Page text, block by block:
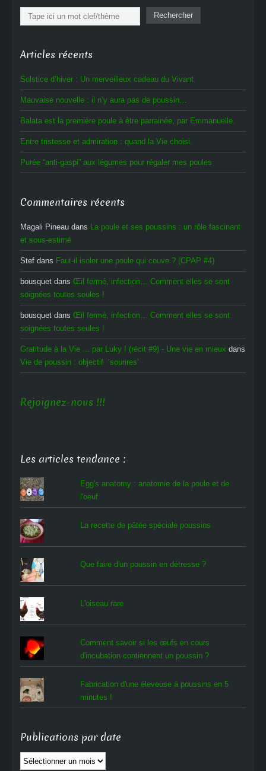
Rechercher Rechercher
Articles récents
Solstice d’hiver : Un merveilleux cadeau du Vivant
Mauvaise nouvelle : il n’y aura pas de poussin…
Balata est la première poule à être parrainée, par Emmanuelle.
Entre tristesse et admiration : quand la Vie choisi.
Purée “anti-gaspi” aux légumes pour régaler mes poules
Commentaires récents
Magali Pineau dans La poule et ses poussins : un rôle fascinant
et sous-estimé
Stef dans Faut-il isoler une poule qui couve ? (CPAP #4)
bousquet dans Œil fermé, infection… Comment elles se sont
soignées toutes seules !
bousquet dans Œil fermé, infection… Comment elles se sont
soignées toutes seules !
Gratitude à la Vie ... par Luky ! (récit #9) - Une vie en mieux dans
Vie de poussin : objectif ‘sourires’
Rejoignez-nous !!!
Les articles tendance :
Egg's anatomy : anatomie de la poule et de
l'oeuf
La recette de pâtée spéciale poussins
Que faire d'un poussin en détresse ?
L'oiseau rare
Comment savoir si les œufs en cours
d'incubation contiennent un poussin ?
Fabrication d'une éleveuse à poussins en 5
minutes !
Publications par date
Publications